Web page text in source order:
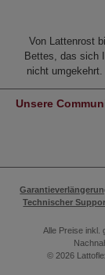
Von Lattenrost
Bettes, das sich
nicht
Unsere
Technischer
Alle Preise inkl.
© 2026